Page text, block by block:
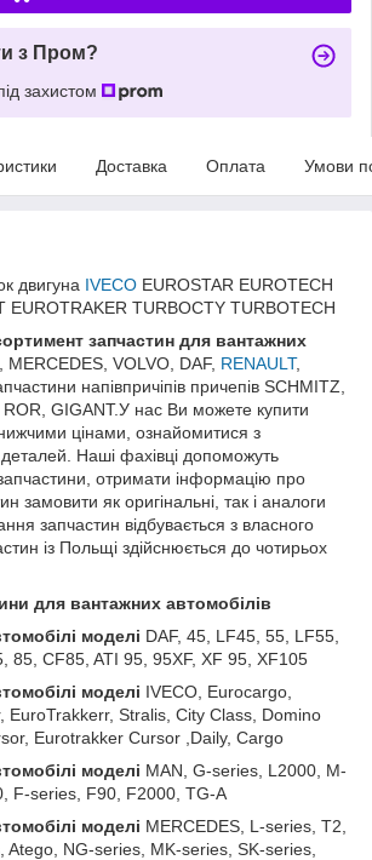
з Пром?
захистом
Доставка Оплата Умови
двигуна IVECO EUROSTAR EUROTECH
EUROTRAKER TURBOCTY TURBOTECH
запчастин для вантажних
, MERCEDES, VOLVO, DAF, RENAULT,
напівпричіпів причепів SCHMITZ,
GIGANT.У нас Ви можете купити
цінами, ознайомитися з
Наші фахівці допоможуть
запчастини, отримати інформацію про
замовити як оригінальні, так і аналоги
запчастин відбувається з власного
із Польщі здійснюється до чотирьох
для вантажних автомобілів
моделі DAF, 45, LF45, 55, LF55,
85, CF85, ATI 95, 95XF, XF 95, XF105
моделі IVECO, Eurocargo,
EuroTrakkerr, Stralis, City Class, Domino
Eurotrakker Cursor ,Daily, Cargo
моделі MAN, G-series, L2000, M-
F-series, F90, F2000, TG-A
моделі MERCEDES, L-series, T2,
Atego, NG-series, MK-series, SK-series,